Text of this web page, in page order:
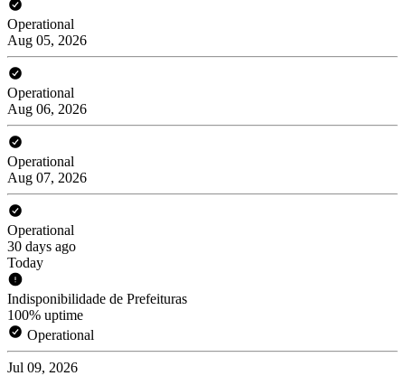
Operational
Aug 05, 2026
Operational
Aug 06, 2026
Operational
Aug 07, 2026
Operational
30 days ago
Today
Indisponibilidade de Prefeituras
100% uptime
Operational
Jul 09, 2026